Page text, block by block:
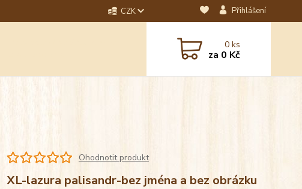
CZK Přihlášení
0ks
za 0 Kč
Ohodnotit produkt
XL-lazura palisandr-bez jména a bez obrázku